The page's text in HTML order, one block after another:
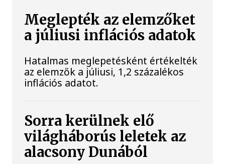
Meglepték az elemzőket
a júliusi inflációs adatok
Hatalmas meglepetésként értékelték
az elemzők a júliusi, 1,2 százalékos
inflációs adatot.
Sorra kerülnek elő
világháborús leletek az
alacsony Dunából